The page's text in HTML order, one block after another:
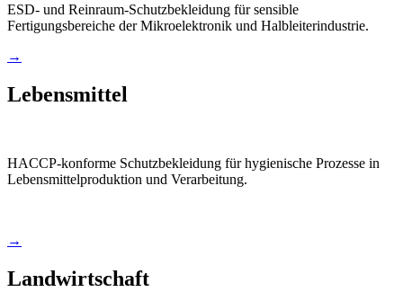
ESD- und Reinraum-Schutzbekleidung für sensible
Fertigungsbereiche der Mikroelektronik und Halbleiterindustrie.
→
Lebensmittel
HACCP-konforme Schutzbekleidung für hygienische Prozesse in
Lebensmittelproduktion und Verarbeitung.
→
Landwirtschaft